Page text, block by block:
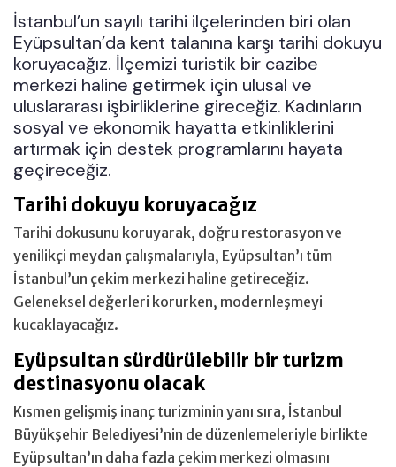
İstanbul’un sayılı tarihi ilçelerinden biri olan
Eyüpsultan’da kent talanına karşı tarihi dokuyu
koruyacağız. İlçemizi turistik bir cazibe
merkezi haline getirmek için ulusal ve
uluslararası işbirliklerine gireceğiz. Kadınların
sosyal ve ekonomik hayatta etkinliklerini
artırmak için destek programlarını hayata
geçireceğiz.
Tarihi dokuyu koruyacağız
Tarihi dokusunu koruyarak, doğru restorasyon ve
yenilikçi meydan çalışmalarıyla, Eyüpsultan’ı tüm
İstanbul’un çekim merkezi haline getireceğiz.
Geleneksel değerleri korurken, modernleşmeyi
kucaklayacağız.
Eyüpsultan sürdürülebilir bir turizm
destinasyonu olacak
Kısmen gelişmiş inanç turizminin yanı sıra, İstanbul
Büyükşehir Belediyesi’nin de düzenlemeleriyle birlikte
Eyüpsultan’ın daha fazla çekim merkezi olmasını